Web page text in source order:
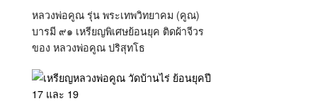
หลวงพ่อคูณ รุ่น พระเทพวิทยาคม (คูณ)
บารมี ๙๑ เหรียญพิเศษย้อนยุค ติดผ้าจีวร
ของ หลวงพ่อคูณ ปริสุทโธ